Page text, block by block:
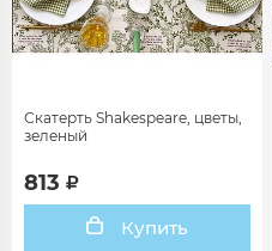
Скатерть Shakespeare, цветы,
зеленый
813
Купить